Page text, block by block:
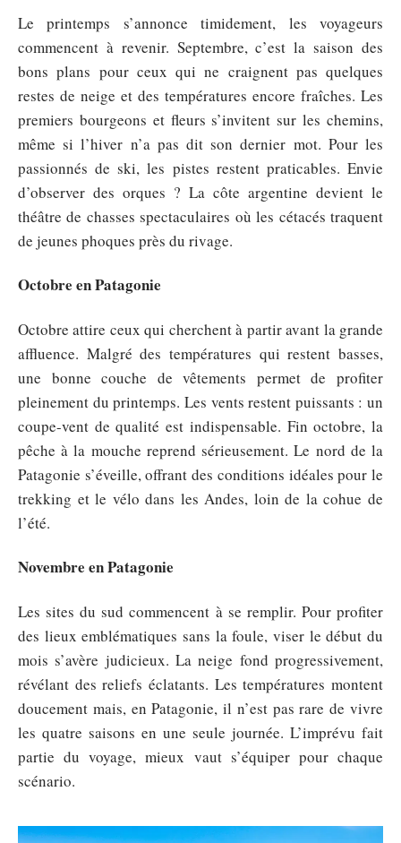
Le printemps s’annonce timidement, les voyageurs
commencent à revenir. Septembre, c’est la saison des
bons plans pour ceux qui ne craignent pas quelques
restes de neige et des températures encore fraîches. Les
premiers bourgeons et fleurs s’invitent sur les chemins,
même si l’hiver n’a pas dit son dernier mot. Pour les
passionnés de ski, les pistes restent praticables. Envie
d’observer des orques ? La côte argentine devient le
théâtre de chasses spectaculaires où les cétacés traquent
de jeunes phoques près du rivage.
Octobre en Patagonie
Octobre attire ceux qui cherchent à partir avant la grande
affluence. Malgré des températures qui restent basses,
une bonne couche de vêtements permet de profiter
pleinement du printemps. Les vents restent puissants : un
coupe-vent de qualité est indispensable. Fin octobre, la
pêche à la mouche reprend sérieusement. Le nord de la
Patagonie s’éveille, offrant des conditions idéales pour le
trekking et le vélo dans les Andes, loin de la cohue de
l’été.
Novembre en Patagonie
Les sites du sud commencent à se remplir. Pour profiter
des lieux emblématiques sans la foule, viser le début du
mois s’avère judicieux. La neige fond progressivement,
révélant des reliefs éclatants. Les températures montent
doucement mais, en Patagonie, il n’est pas rare de vivre
les quatre saisons en une seule journée. L’imprévu fait
partie du voyage, mieux vaut s’équiper pour chaque
scénario.